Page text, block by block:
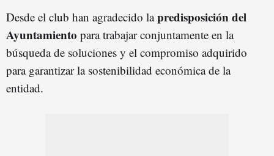
Desde el club han agradecido lapredisposición del
Ayuntamiento para trabajar conjuntamente en la
búsqueda de soluciones y el compromiso adquirido
para garantizar la sostenibilidad económica de la
entidad.